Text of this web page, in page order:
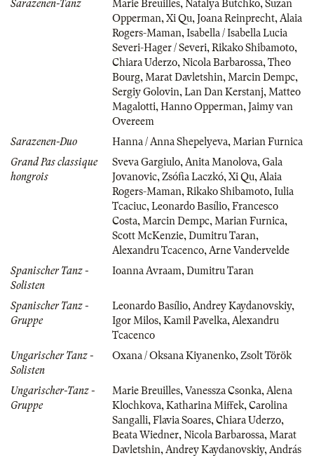
Sarazenen-Tanz Marie Breuilles, Natalya Butchko, Suzan
Opperman, Xi Qu, Joana Reinprecht, Alaia
Rogers-Maman, Isabella / Isabella Lucia
Severi-Hager / Severi, Rikako Shibamoto,
Chiara Uderzo, Nicola Barbarossa, Theo
Bourg, Marat Davletshin, Marcin Dempc,
Sergiy Golovin, Lan Dan Kerstanj, Matteo
Magalotti, Hanno Opperman, Jaimy van
Overeem
Sarazenen-Duo
Hanna / Anna Shepelyeva, Marian Furnica
Grand Pas classique
hongrois
Sveva Gargiulo, Anita Manolova, Gala
Jovanovic, Zsófia Laczkó, Xi Qu, Alaia
Rogers-Maman, Rikako Shibamoto, Iulia
Tcaciuc, Leonardo Basílio, Francesco
Costa, Marcin Dempc, Marian Furnica,
Scott McKenzie, Dumitru Taran,
Alexandru Tcacenco, Arne Vandervelde
Spanischer Tanz -
Solisten
Ioanna Avraam, Dumitru Taran
Spanischer Tanz -
Gruppe
Leonardo Basílio, Andrey Kaydanovskiy,
Igor Milos, Kamil Pavelka, Alexandru
Tcacenco
Ungarischer Tanz -
Solisten
Oxana / Oksana Kiyanenko, Zsolt Török
Ungarischer-Tanz -
Gruppe
Marie Breuilles, Vanessza Csonka, Alena
Klochkova, Katharina Miffek, Carolina
Sangalli, Flavia Soares, Chiara Uderzo,
Beata Wiedner, Nicola Barbarossa, Marat
Davletshin, Andrey Kaydanovskiy, András